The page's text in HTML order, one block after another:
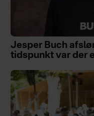
Jesper Buch
tidspunkt var der